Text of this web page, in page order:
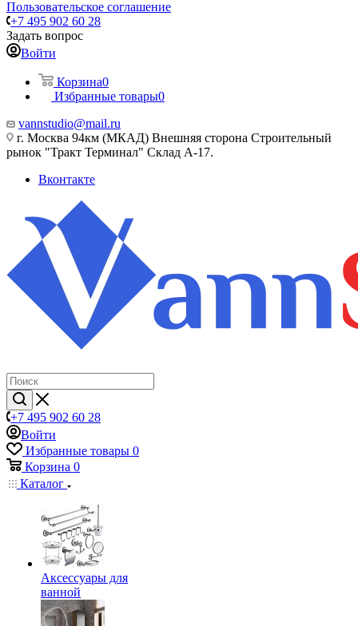
Пользовательское соглашение
+7 495 902 60 28
Задать вопрос
Войти
Корзина0
Избранные товары0
vannstudio@mail.ru
г. Москва 94км (МКАД) Внешняя сторона Строительный
рынок "Тракт Терминал" Склад А-17.
Вконтакте
+7 495 902 60 28
Войти
Избранные товары 0
Корзина 0
Каталог
Аксессуары для
ванной